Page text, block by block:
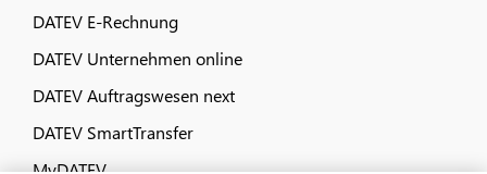
DATEV E-Rechnung
DATEV Unternehmen online
DATEV Auftragswesen next
DATEV SmartTransfer
MyDATEV